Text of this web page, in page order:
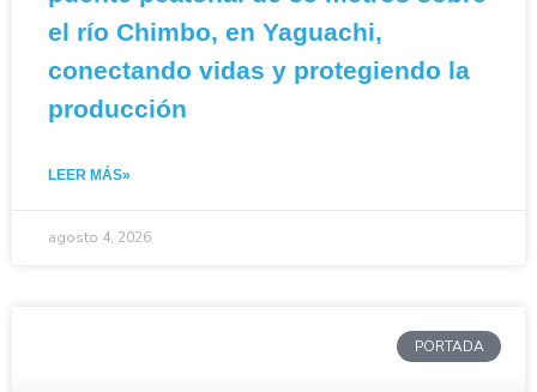
el río Chimbo, en Yaguachi,
conectando vidas y protegiendo la
producción
LEER MÁS»
agosto 4, 2026
PORTADA